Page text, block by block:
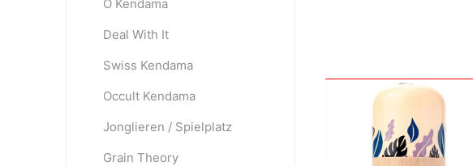
O Kendama
Deal With It
Swiss Kendama
Occult Kendama
Jonglieren / Spielplatz
Grain Theory